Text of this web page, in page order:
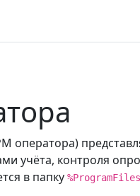
оператора)
учёта, контроля
в папку